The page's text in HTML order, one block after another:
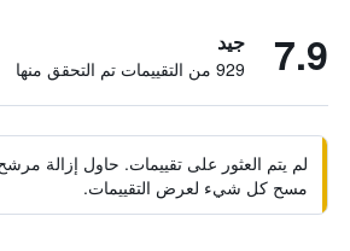
7.9 جيد
929 من التقييمات تم التحقق منها
لم يتم العثور على تقييمات. حاول إزالة
مسح كل شيء لعرض التقييمات.